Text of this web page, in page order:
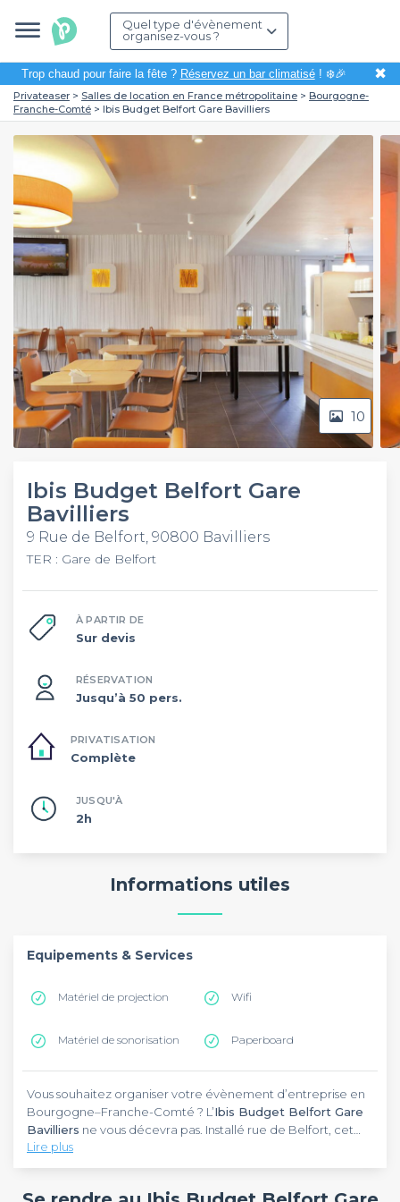
Quel type d'évènement
organisez-vous ?
Trop chaud pour faire la fête ? Réservez un bar climatisé! ❄️🎉 ✖
Privateaser Salles de location en France métropolitaine
Bourgogne-
Franche-Comté
Ibis Budget Belfort Gare Bavilliers
10
Ibis Budget Belfort Gare
Bavilliers
9 Rue de Belfort, 90800 Bavilliers
TER : Gare de Belfort
À PARTIR DE
Sur devis
RÉSERVATION
Jusqu’à 50 pers.
PRIVATISATION
Complète
JUSQU'À
2h
Informations utiles
Equipements & Services
Matériel de projection Wifi
Matériel de sonorisation Paperboard
Vous souhaitez organiser votre évènement d’entreprise en
Bourgogne–Franche-Comté ? L’Ibis Budget Belfort Gare
Bavilliers ne vous décevra pas. Installé rue de Belfort, cet
établissement vous accueille à Bavilliers. À proximité de la
gare, il se trouve à 15 km de l’École de ski du ballon d’Alsace.
Pourvu d’un design classique, l’Ibis Budget Belfort Gare
Lire plus